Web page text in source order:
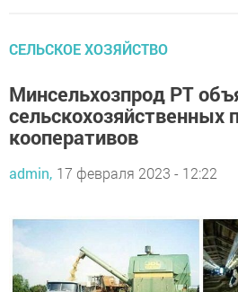
СЕЛЬСКОЕ ХОЗЯЙСТВО
Минсельхозпрод РТ
сельскохозяйственных
кооперативов
admin, 17 февраля 2023 - 12:22